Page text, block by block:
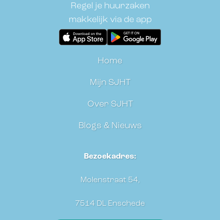
Regel je huurzaken
makkelijk via de app
Home
Mijn SJHT
Over SJHT
Blogs & Nieuws
Bezoekadres:
Molenstraat 54,
7514 DL Enschede